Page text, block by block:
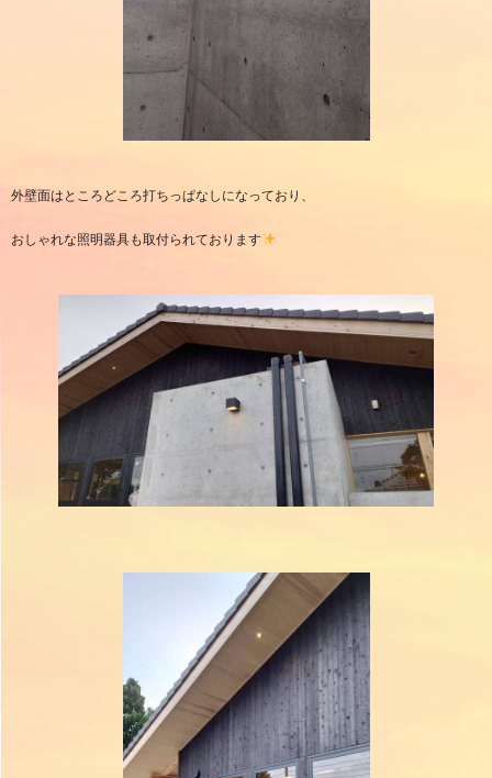
外壁面はところどころ打ちっぱなしになっており、
おしゃれな照明器具も取付られております